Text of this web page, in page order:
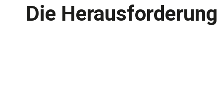
Die Herausforderung